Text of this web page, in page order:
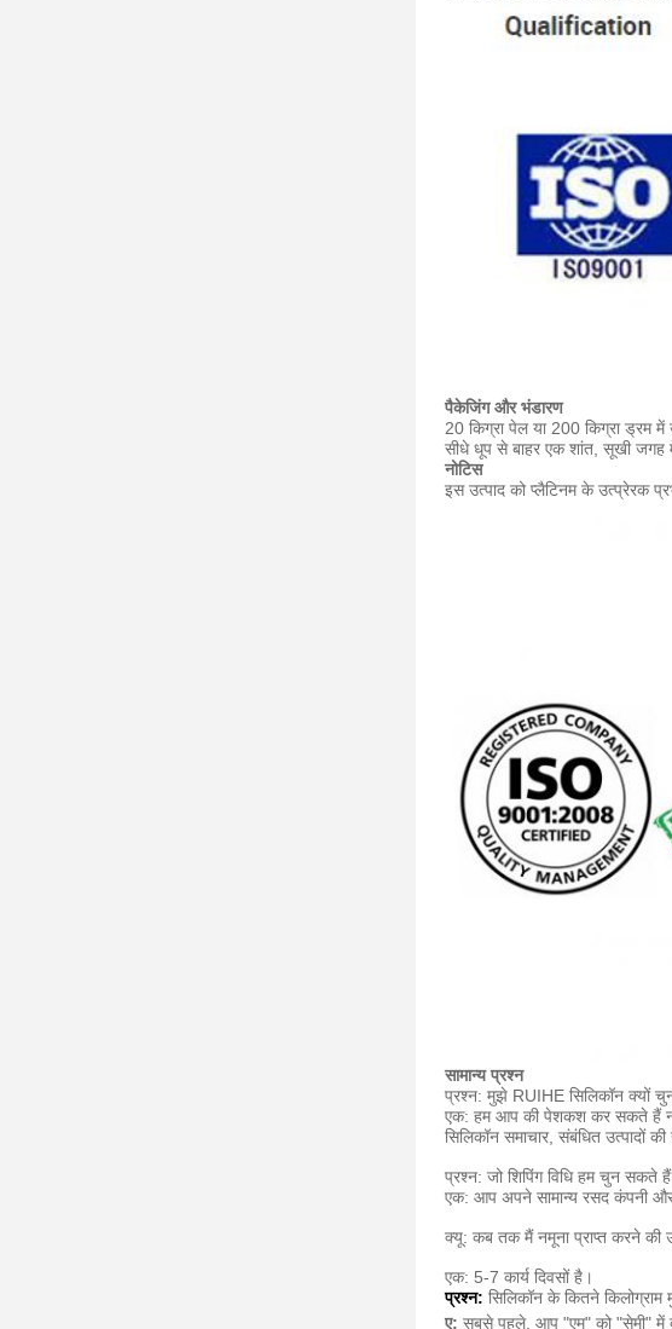
पैकेजिंग और भंडारण
20 किग्रा पेल या 200 किग्रा ड्रम में
सीधे धूप से बाहर एक शांत, सूखी जगह
नोटिस
इस उत्पाद को प्लैटिनम के उत्प्रेरक
सामान्य प्रश्न
प्रश्न: मुझे RUIHE सिलिकॉन क्यों
एक: हम आप की पेशकश कर सकते हैं
सिलिकॉन समाचार, संबंधित उत्पादों
प्रश्न: जो शिपिंग विधि हम चुन सकते
एक: आप अपने सामान्य रसद कंपनी
क्यू: कब तक मैं नमूना प्राप्त करने की
एक: 5-7 कार्य दिवसों है।
प्रश्न: सिलिकॉन के कितने
ए: सबसे पहले, आप "एम" को "सेमी" में